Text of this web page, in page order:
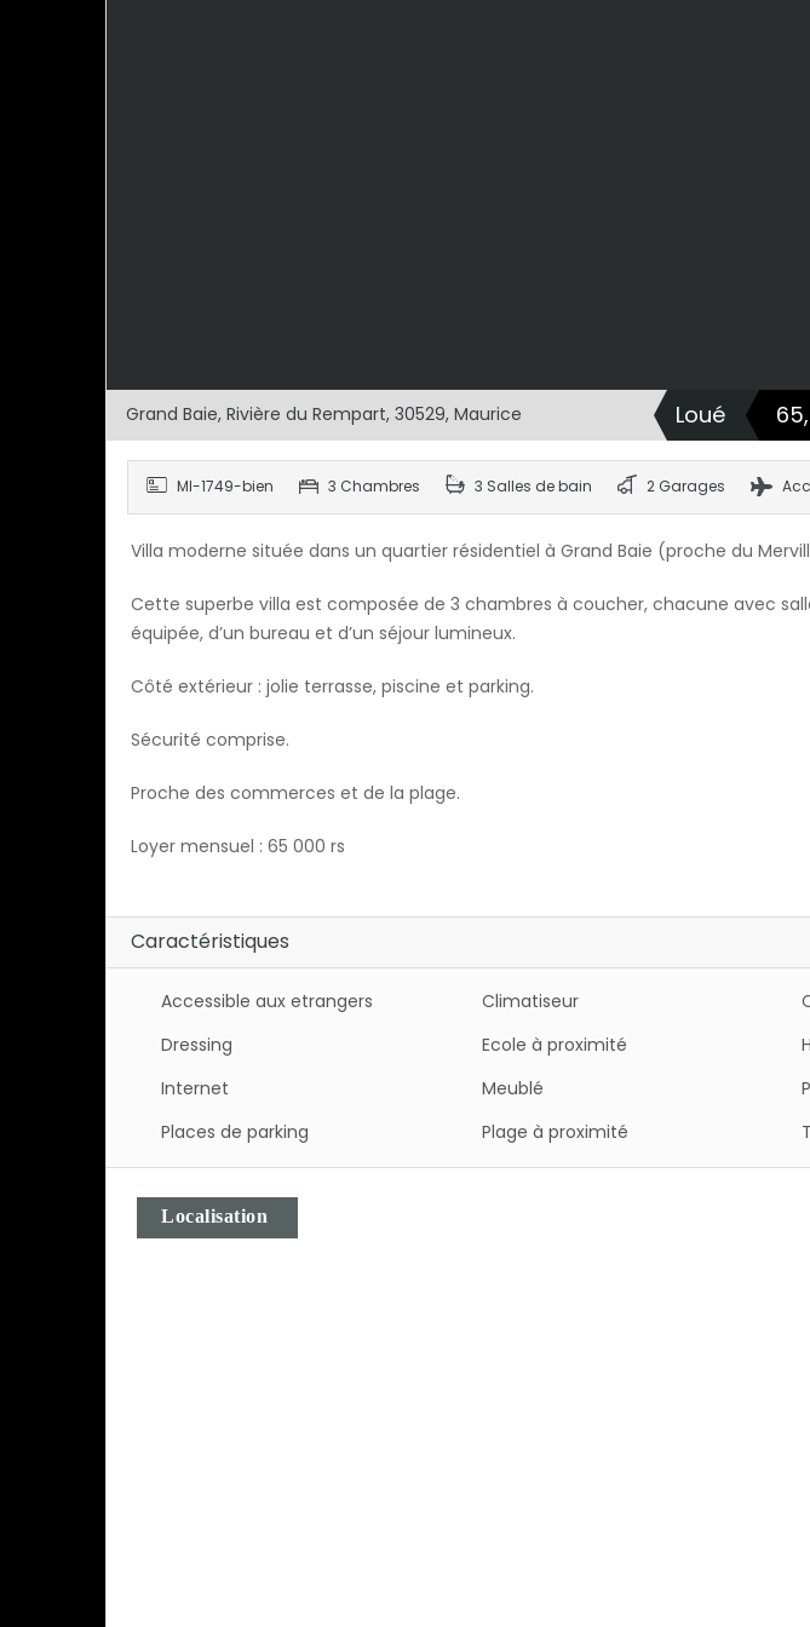
Grand Baie, Rivière du Rempart, 30529, Maurice Loué
MI-1749-bien 3 Chambres 3 Salles de bain 2 Garages
Villa moderne située dans un quartier résidentiel à Grand Baie (proche du
Cette superbe villa est composée de 3 chambres à coucher, chacune avec
équipée, d’un bureau et d’un séjour lumineux.
Côté extérieur : jolie terrasse, piscine et parking.
Sécurité comprise.
Proche des commerces et de la plage.
Loyer mensuel : 65 000 rs
Caractéristiques
Accessible aux etrangers Climatiseur
Dressing
Ecole à proximité
Internet
Meublé
Places de parking
Plage à proximité
Localisation